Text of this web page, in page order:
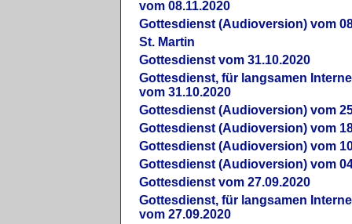
vom 08.11.2020
Gottesdienst (Audioversion) vom
St. Martin
Gottesdienst vom 31.10.2020
Gottesdienst, für langsamen
vom 31.10.2020
Gottesdienst (Audioversion) vom
Gottesdienst (Audioversion) vom
Gottesdienst (Audioversion) vom
Gottesdienst (Audioversion) vom
Gottesdienst vom 27.09.2020
Gottesdienst, für langsamen
vom 27.09.2020